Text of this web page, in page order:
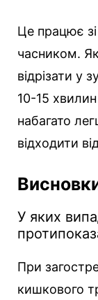
Це працює
часником.
відрізати у
10-15 хвилин
набагато
відходити
У яких
При
кишкового